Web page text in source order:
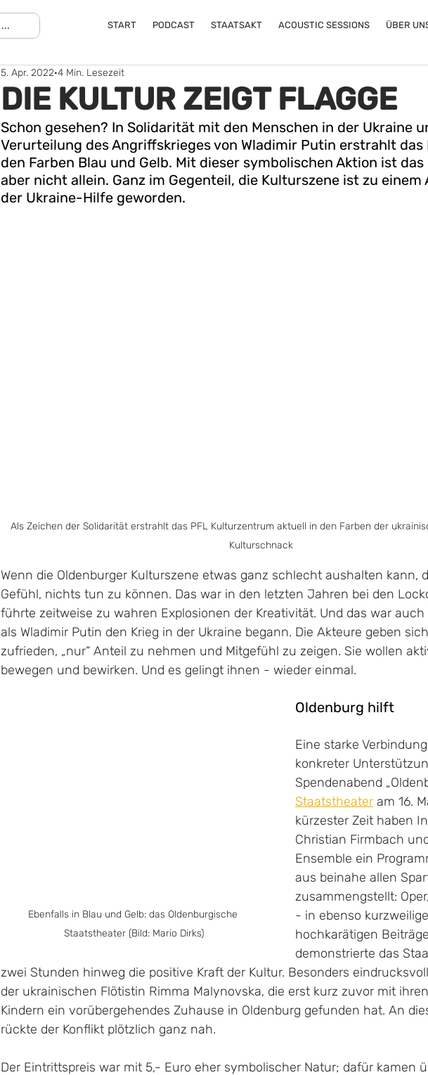
START PODCAST STAATSAKT ACOUSTIC SESSIONS ÜBER
DIE KULTUR ZEIGT FLAGGE
5. Apr. 2022 4 Min. Lesezeit
Schon gesehen? In Solidarität mit den Menschen in der Ukraine
Verurteilung des Angriffskrieges von Wladimir Putin erstrahlt das
den Farben Blau und Gelb. Mit dieser symbolischen Aktion ist
aber nicht allein. Ganz im Gegenteil, die Kulturszene ist zu einem
der Ukraine-Hilfe geworden.
Als Zeichen der Solidarität erstrahlt das PFL Kulturzentrum aktuell in den Farben der
Kulturschnack
Wenn die Oldenburger Kulturszene etwas ganz schlecht aushalten kann,
Gefühl, nichts tun zu können. Das war in den letzten Jahren bei den
führte zeitweise zu wahren Explosionen der Kreativität. Und das war
als Wladimir Putin den Krieg in der Ukraine begann. Die Akteure geben
zufrieden, „nur“ Anteil zu nehmen und Mitgefühl zu zeigen. Sie wollen
bewegen und bewirken. Und es gelingt ihnen - wieder einmal.
Ebenfalls in Blau und Gelb: das Oldenburgische
Staatstheater (Bild: Mario Dirks)
Oldenburg hilft
Eine starke
konkreter
Spendenabend
Staatstheater am 16.
kürzester Zeit haben
Christian Firmbach
Ensemble ein
aus beinahe allen
zusammengstellt:
- in ebenso
hochkarätigen
demonstrierte das
zwei Stunden hinweg die positive Kraft der Kultur. Besonders
der ukrainischen Flötistin Rimma Malynovska, die erst kurz zuvor mit
Kindern ein vorübergehendes Zuhause in Oldenburg gefunden hat. An
rückte der Konflikt plötzlich ganz nah.
Der Eintrittspreis war mit 5,- Euro eher symbolischer Natur; dafür kamen